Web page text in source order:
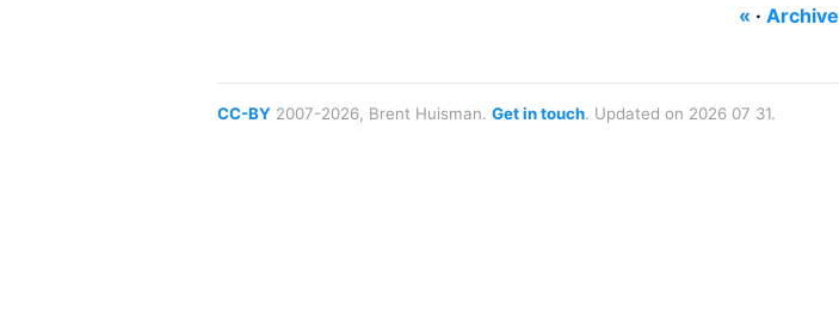
« · Archive
CC-BY 2007-2026, Brent Huisman. Get in touch. Updated on 2026 07 31.